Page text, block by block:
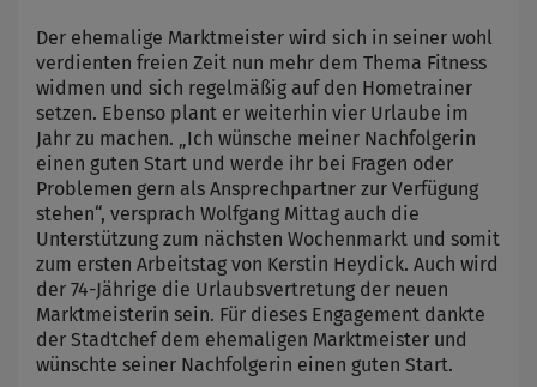
Der ehemalige Marktmeister wird sich in seiner wohl
verdienten freien Zeit nun mehr dem Thema Fitness
widmen und sich regelmäßig auf den Hometrainer
setzen. Ebenso plant er weiterhin vier Urlaube im
Jahr zu machen. „Ich wünsche meiner Nachfolgerin
einen guten Start und werde ihr bei Fragen oder
Problemen gern als Ansprechpartner zur Verfügung
stehen“, versprach Wolfgang Mittag auch die
Unterstützung zum nächsten Wochenmarkt und somit
zum ersten Arbeitstag von Kerstin Heydick. Auch wird
der 74-Jährige die Urlaubsvertretung der neuen
Marktmeisterin sein. Für dieses Engagement dankte
der Stadtchef dem ehemaligen Marktmeister und
wünschte seiner Nachfolgerin einen guten Start.